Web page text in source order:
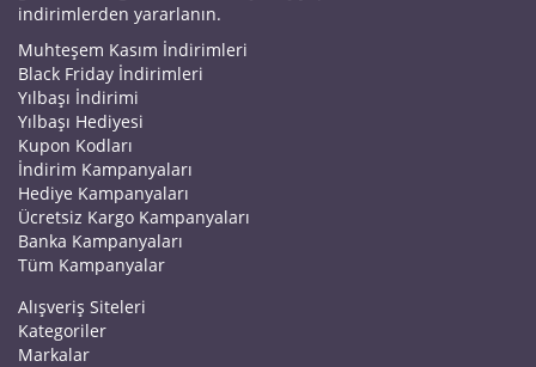
indirimlerden yararlanın.
Muhteşem Kasım İndirimleri
Black Friday İndirimleri
Yılbaşı İndirimi
Yılbaşı Hediyesi
Kupon Kodları
İndirim Kampanyaları
Hediye Kampanyaları
Ücretsiz Kargo Kampanyaları
Banka Kampanyaları
Tüm Kampanyalar
Alışveriş Siteleri
Kategoriler
Markalar